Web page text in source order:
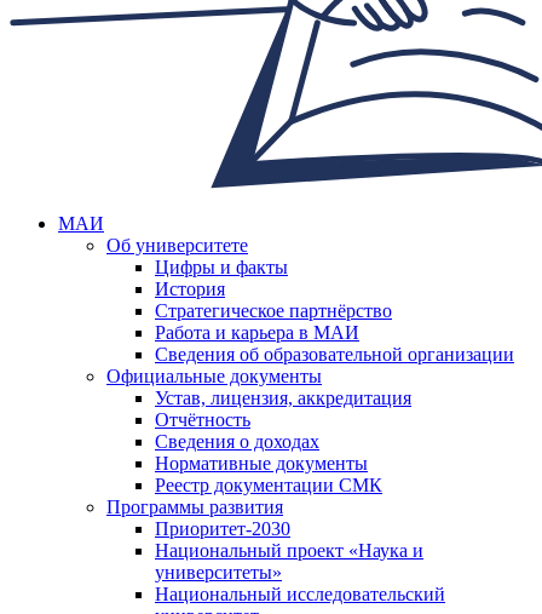
МАИ
Об университете
Цифры и факты
История
Стратегическое партнёрство
Работа и карьера в МАИ
Сведения об образовательной организации
Официальные документы
Устав, лицензия, аккредитация
Отчётность
Сведения о доходах
Нормативные документы
Реестр документации СМК
Программы развития
Приоритет-2030
Национальный проект «Наука и
университеты»
Национальный исследовательский